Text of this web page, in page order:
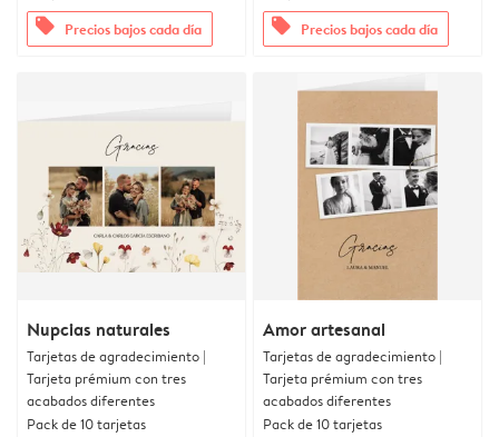
offers Precios bajos cada día offers Precios bajos cada día
Nupcias naturales
Tarjetas de agradecimiento |
Tarjeta prémium con tres
acabados diferentes
Pack de 10 tarjetas
Amor artesanal
Tarjetas de agradecimiento |
Tarjeta prémium con tres
acabados diferentes
Pack de 10 tarjetas